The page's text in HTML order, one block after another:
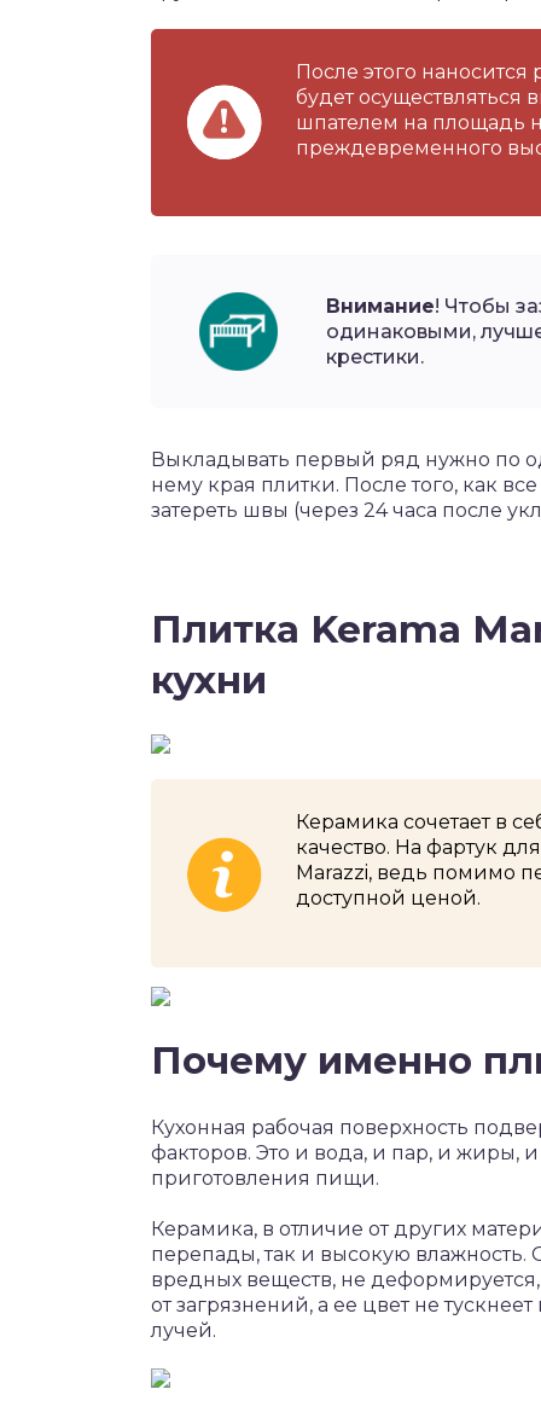
После этого
будет осуществляться
шпателем на площадь
преждевременного
Внимание! Чтобы
одинаковыми,
крестики.
Выкладывать первый ряд нужно по
нему края плитки. После того, как
затереть швы (через 24 часа после
Плитка Kerama
кухни
Керамика сочетает в
качество. На фартук
Marazzi, ведь помимо
доступной ценой.
Почему именно
Кухонная рабочая поверхность
факторов. Это и вода, и пар, и жиры,
приготовления пищи.
Керамика, в отличие от других
перепады, так и высокую влажность.
вредных веществ, не
от загрязнений, а ее цвет не
лучей.